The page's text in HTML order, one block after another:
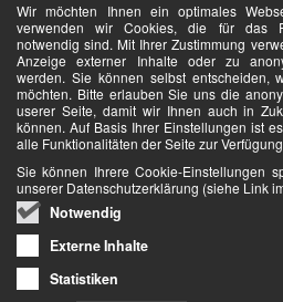
Wir möchten Ihnen ein optimales
verwenden wir Cookies, die für das
notwendig sind. Mit Ihrer Zustimmung
Anzeige externer Inhalte oder zu
werden. Sie können selbst entscheiden,
möchten. Bitte erlauben Sie uns die
userer Seite, damit wir Ihnen auch in
können. Auf Basis Ihrer Einstellungen ist
alle Funktionalitäten der Seite zur
Sie können Ihrere Cookie-Einstellungen
unserer Datenschutzerklärung (siehe Link
Notwendig
Externe Inhalte
Statistiken